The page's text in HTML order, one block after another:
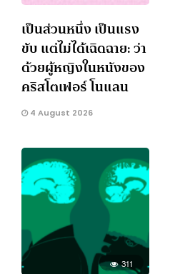
เป็นส่วนหนึ่ง เป็นแรง
ขับ แต่ไม่ได้เฉิดฉาย: ว่า
ด้วยผู้หญิงในหนังของ
คริสโตเฟอร์ โนแลน
4 August 2026
311